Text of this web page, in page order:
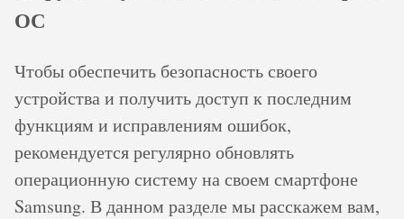
ОС
Чтобы обеспечить безопасность своего
устройства и получить доступ к последним
функциям и исправлениям ошибок,
рекомендуется регулярно обновлять
операционную систему на своем смартфоне
Samsung. В данном разделе мы расскажем вам,